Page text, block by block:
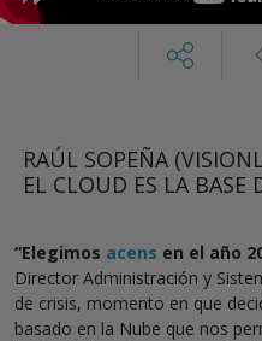
RAÚL SOPEÑA
EL CLOUD ES LA BASE
“Elegimos acens en el año
Director Administración y
de crisis, momento en que
basado en la Nube que nos